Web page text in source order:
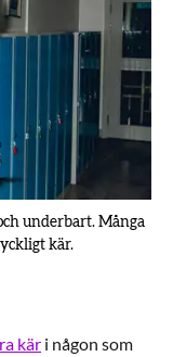
underbart. Många
kär.
kär i någon som